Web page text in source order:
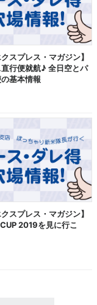
クスプレス・マガジン】
行便就航♪ 全日空とパ
基本情報
クスプレス・マガジン】
2019を見に行こ